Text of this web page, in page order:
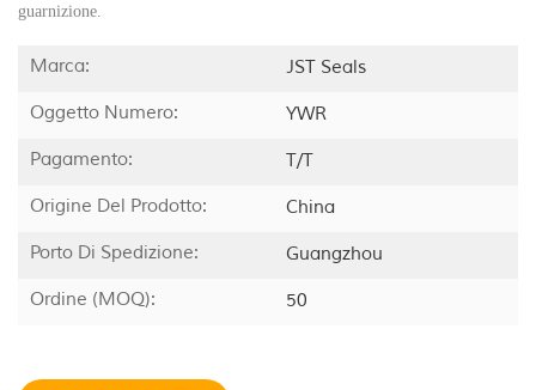
guarnizione.
Marca:
JST Seals
Oggetto Numero:
YWR
Pagamento:
T/T
Origine Del Prodotto:
China
Porto Di Spedizione:
Guangzhou
Ordine (MOQ):
50